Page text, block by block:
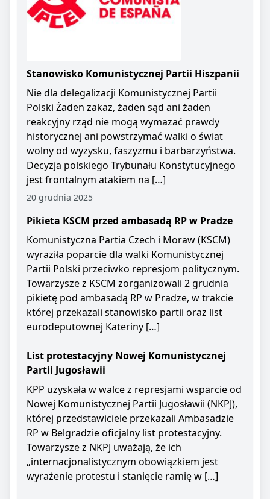
Stanowisko Komunistycznej Partii Hiszpanii
Nie dla delegalizacji Komunistycznej Partii
Polski Żaden zakaz, żaden sąd ani żaden
reakcyjny rząd nie mogą wymazać prawdy
historycznej ani powstrzymać walki o świat
wolny od wyzysku, faszyzmu i barbarzyństwa.
Decyzja polskiego Trybunału Konstytucyjnego
jest frontalnym atakiem na […]
20 grudnia 2025
Pikieta KSCM przed ambasadą RP w Pradze
Komunistyczna Partia Czech i Moraw (KSCM)
wyraziła poparcie dla walki Komunistycznej
Partii Polski przeciwko represjom politycznym.
Towarzysze z KSCM zorganizowali 2 grudnia
pikietę pod ambasadą RP w Pradze, w trakcie
której przekazali stanowisko partii oraz list
eurodeputownej Kateriny […]
List protestacyjny Nowej Komunistycznej
Partii Jugosławii
KPP uzyskała w walce z represjami wsparcie od
Nowej Komunistycznej Partii Jugosławii (NKPJ),
której przedstawiciele przekazali Ambasadzie
RP w Belgradzie oficjalny list protestacyjny.
Towarzysze z NKPJ uważają, że ich
„internacjonalistycznym obowiązkiem jest
wyrażenie protestu i stanięcie ramię w […]